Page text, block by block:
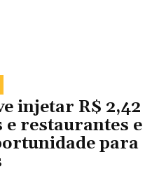
injetar R$ 2,42
e restaurantes e
para